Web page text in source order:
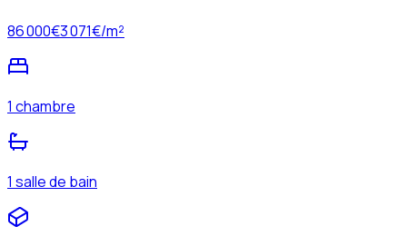
86 000€3 071€/m²
1 chambre
1 salle de bain